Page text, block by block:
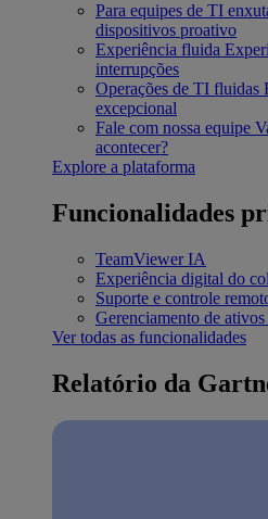
Para equipes de TI
dispositivos proativo
Experiência fluida
interrupções
Operações de TI fluidas
excepcional
Fale com nossa equipe
acontecer?
Explore a plataforma
Funcionalidades
TeamViewer IA
Experiência digital do
Suporte e controle
Gerenciamento de ativos
Ver todas as funcionalidades
Relatório da